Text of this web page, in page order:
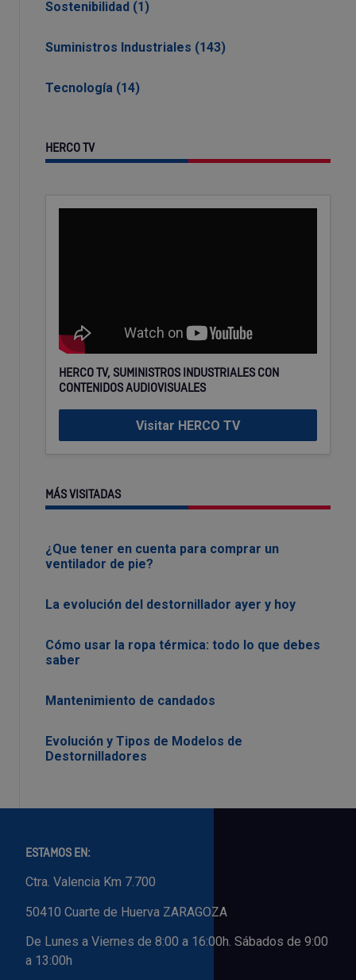
Sostenibilidad (1)
Suministros Industriales (143)
Tecnología (14)
HERCO TV
HERCO TV, SUMINISTROS INDUSTRIALES CON
CONTENIDOS AUDIOVISUALES
Visitar HERCO TV
MÁS VISITADAS
¿Que tener en cuenta para comprar un
ventilador de pie?
La evolución del destornillador ayer y hoy
Cómo usar la ropa térmica: todo lo que debes
saber
Mantenimiento de candados
Evolución y Tipos de Modelos de
Destornilladores
ESTAMOS EN:
Ctra. Valencia Km 7.700
50410 Cuarte de Huerva ZARAGOZA
De Lunes a Viernes de 8:00 a 16:00h. Sábados de 9:00
a 13:00h